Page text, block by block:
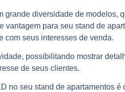
diversidade de modelos,
para seu stand de
com seus interesses de venda.
possibilitando mostrar
de seus clientes.
no seu stand de apartamentos